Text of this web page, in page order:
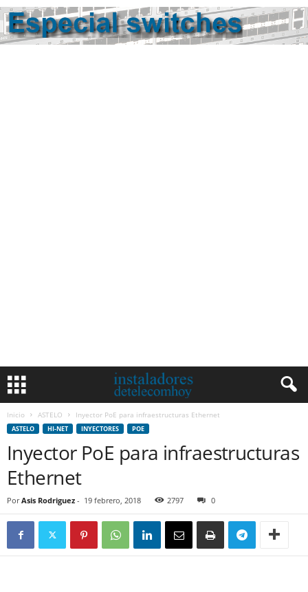
Inicio ASTELO Inyector PoE para infraestructuras Ethernet
ASTELO HI-NET INYECTORES POE
Inyector PoE para infraestructuras
Ethernet
Por Asis Rodriguez - 19 febrero, 2018 2797 0